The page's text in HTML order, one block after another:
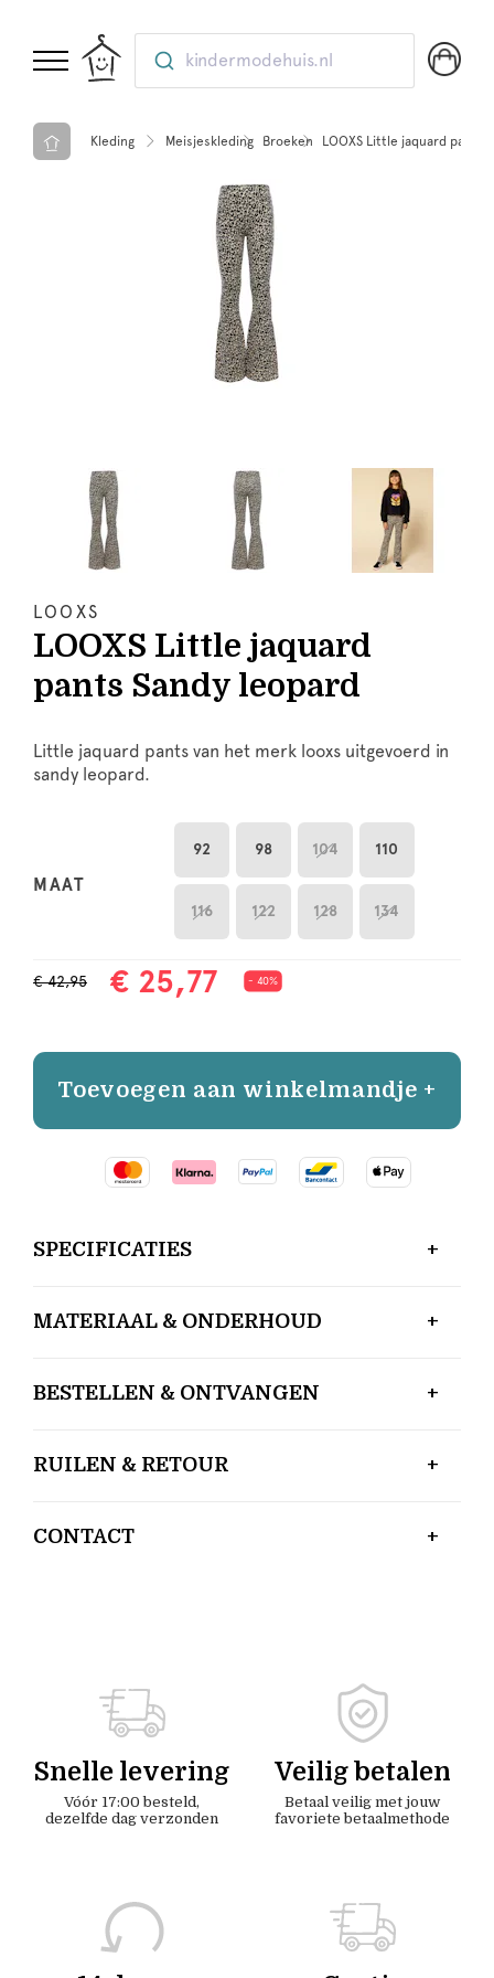
kindermodehuis.nl
Kleding Meisjeskleding Broeken LOOXS Little jaquard pants
LOOXS
LOOXS Little jaquard
pants Sandy leopard
Little jaquard pants van het merk looxs uitgevoerd in
sandy leopard.
MAAT
92 98 104 110
116 122 128 134
€ 42,95 € 25,77 - 40%
Toevoegen aan winkelmandje +
SPECIFICATIES
MATERIAAL & ONDERHOUD
BESTELLEN & ONTVANGEN
RUILEN & RETOUR
CONTACT
Snelle levering
Vóór 17:00 besteld,
dezelfde dag verzonden
Veilig betalen
Betaal veilig met jouw
favoriete betaalmethode